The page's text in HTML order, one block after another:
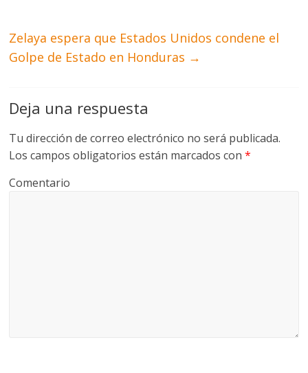
Zelaya espera que Estados Unidos condene el
Golpe de Estado en Honduras →
Deja una respuesta
Tu dirección de correo electrónico no será publicada.
Los campos obligatorios están marcados con*
Comentario